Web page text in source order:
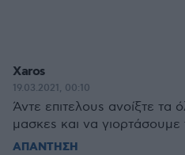
Xaros
19.03.2021, 00:10
Άντε επιτελουs ανοίξτε τα
μασκεs και να
ΑΠΑΝΤΗΣΗ